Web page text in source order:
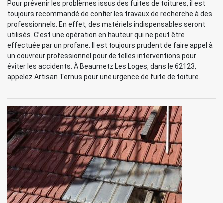
Pour prévenir les problèmes issus des fuites de toitures, il est
toujours recommandé de confier les travaux de recherche à des
professionnels. En effet, des matériels indispensables seront
utilisés. C’est une opération en hauteur qui ne peut être
effectuée par un profane. Il est toujours prudent de faire appel à
un couvreur professionnel pour de telles interventions pour
éviter les accidents. À Beaumetz Les Loges, dans le 62123,
appelez Artisan Ternus pour une urgence de fuite de toiture.